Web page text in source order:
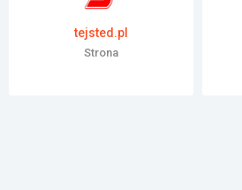
tejsted.pl
Strona